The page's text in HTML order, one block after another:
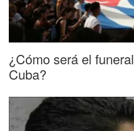
¿Cómo será el
Cuba?